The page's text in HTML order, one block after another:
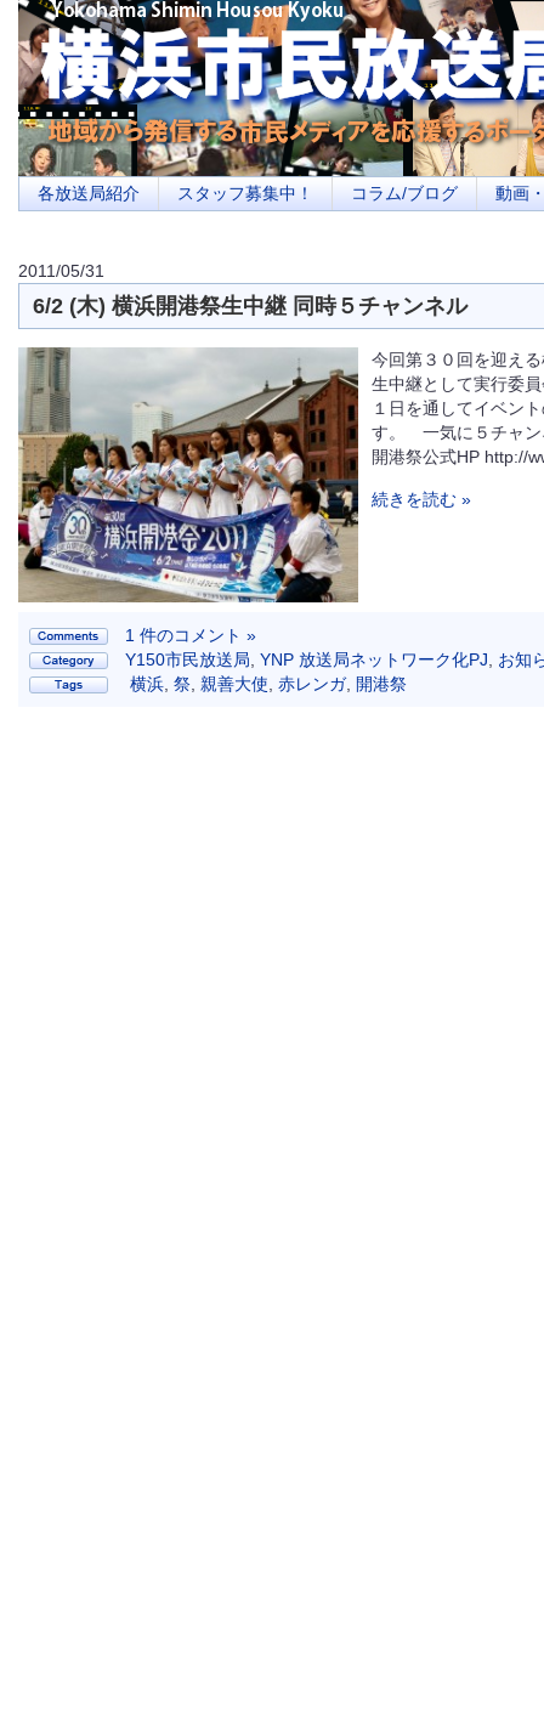
横浜の地域メディア、地域・市民・放送局・メディアを応援するポータルサ
を目指します
各放送局紹介 スタッフ募集中！ コラム/ブログ 動画
2011/05/31
6/2 (木) 横浜開港祭生中継 同時５チャンネル
今回第３０回を迎え
生中継として実行委
１日を通してイベン
す。 一気に５チャン
開港祭公式HP http://
続きを読む »
1 件のコメント »
Y150市民放送局 YNP 放送局ネットワーク化PJ
お知
横浜 祭 親善大使 赤レンガ, 開港祭